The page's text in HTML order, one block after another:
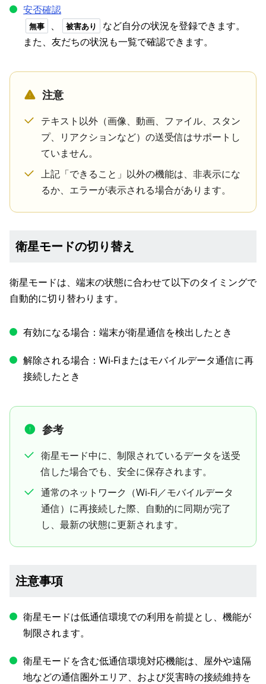
安否確認
無事 、 被害あり
など自分の状況を登録できます。
また、友だちの状況も一覧で確認できます。
注意
テキスト以外（画像、動画、ファイル、スタン
プ、リアクションなど）の送受信はサポートし
ていません。
上記「できること」以外の機能は、非表示にな
るか、エラーが表示される場合があります。
衛星モードの切り替え
衛星モードは、端末の状態に合わせて以下のタイミングで
自動的に切り替わります。
有効になる場合：端末が衛星通信を検出したとき
解除される場合：Wi-Fiまたはモバイルデータ通信に再
接続したとき
参考
衛星モード中に、制限されているデータを送受
信した場合でも、安全に保存されます。
通常のネットワーク（Wi-Fi／モバイルデータ
通信）に再接続した際、自動的に同期が完了
し、最新の状態に更新されます。
注意事項
衛星モードは低通信環境での利用を前提とし、機能が
制限されます。
衛星モードを含む低通信環境対応機能は、屋外や遠隔
地などの通信圏外エリア、および災害時の接続維持を